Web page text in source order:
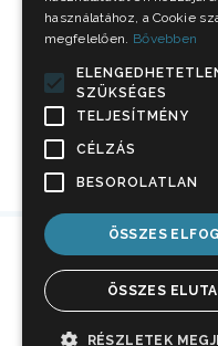
használatához, a Cookie
megfelelően. Bővebben
SZÜKSÉGES
TELJESÍTMÉNY
CÉLZÁS
BESOROLATLAN
ÖSSZES
ÖSSZES
RÉSZLETEK